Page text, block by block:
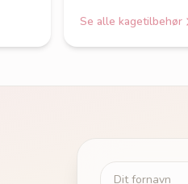
Se alle kagetilbehør